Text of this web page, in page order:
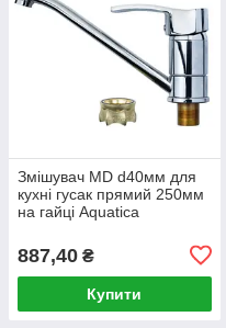
Змішувач MD d40мм для
кухні гусак прямий 250мм
на гайці Aquatica
887,40 ₴
Купити